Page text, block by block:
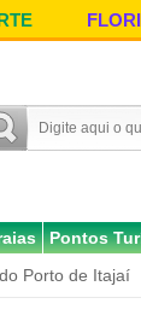
Pontos
Porto de Itajaí